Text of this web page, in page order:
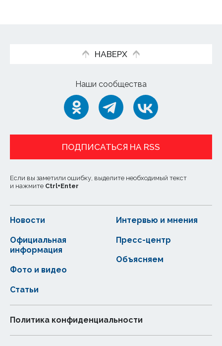
НАВЕРХ
Наши сообщества
ПОДПИСАТЬСЯ НА RSS
Если вы заметили ошибку, выделите необходимый текст
и нажмите Ctrl+Enter
Новости
Статьи
Официальная
информация
Интервью и мнения
Фото и видео
Пресс-центр
Объясняем
Политика конфиденциальности